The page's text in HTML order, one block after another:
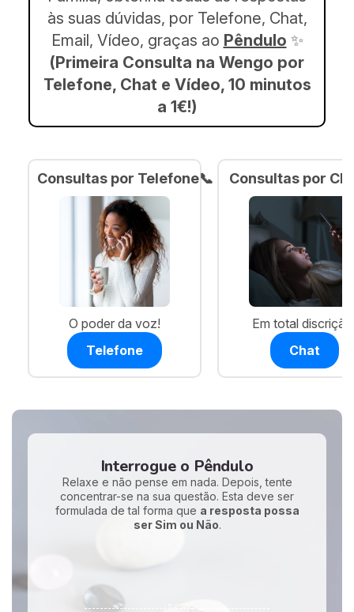
às suas dúvidas, por Telefone, Chat,
Email, Vídeo, graças ao Pêndulo ✨
(Primeira Consulta na Wengo por
Telefone, Chat e Vídeo, 10 minutos
a 1€!)
Consultas por Telefone📞
O poder da voz!
Telefone
Consultas por
Em total
Chat
Interrogue o Pêndulo
Relaxe e não pense em nada. Depois, tente
concentrar-se na sua questão. Esta deve ser
formulada de tal forma que a resposta possa
ser Sim ou Não.